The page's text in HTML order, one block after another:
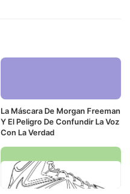
La Máscara De Morgan Freeman
Y El Peligro De Confundir La Voz
Con La Verdad